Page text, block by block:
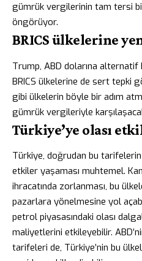
gümrük vergilerinin tam tersi
öngörüyor.
BRICS ülkelerine
Trump, ABD dolarına alternatif
BRICS ülkelerine de sert tepki
gibi ülkelerin böyle bir adım
gümrük vergileriyle
Türkiye’ye olası
Türkiye, doğrudan bu
etkiler yaşaması muhtemel.
ihracatında zorlanması, bu
pazarlara yönelmesine yol
petrol piyasasındaki olası
maliyetlerini etkileyebilir.
tarifeleri de, Türkiye’nin bu